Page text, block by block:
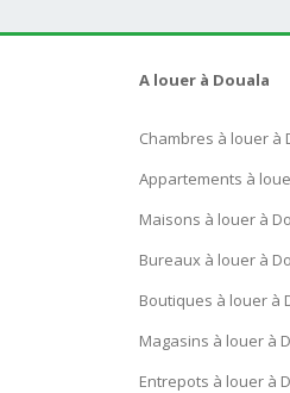
A louer à Douala
Chambres à louer à
Appartements à
Maisons à louer à
Bureaux à louer à
Boutiques à louer à
Magasins à louer à
Entrepots à louer à